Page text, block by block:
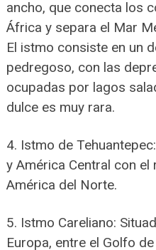
ancho, que conecta los
África y separa el Mar
El istmo consiste en un
pedregoso, con las
ocupadas por lagos
dulce es muy rara.
4. Istmo de
y América Central con
América del Norte.
5. Istmo Careliano:
Europa, entre el Golfo